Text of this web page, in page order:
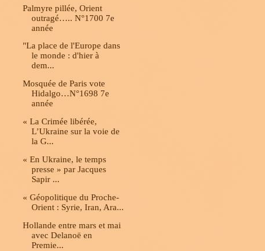
Palmyre pillée, Orient
outragé….. N°1700 7e
année
"La place de l'Europe dans
le monde : d'hier à
dem...
Mosquée de Paris vote
Hidalgo…N°1698 7e
année
« La Crimée libérée,
L’Ukraine sur la voie de
la G...
« En Ukraine, le temps
presse » par Jacques
Sapir ...
« Géopolitique du Proche-
Orient : Syrie, Iran, Ara...
Hollande entre mars et mai
avec Delanoë en
Premie...